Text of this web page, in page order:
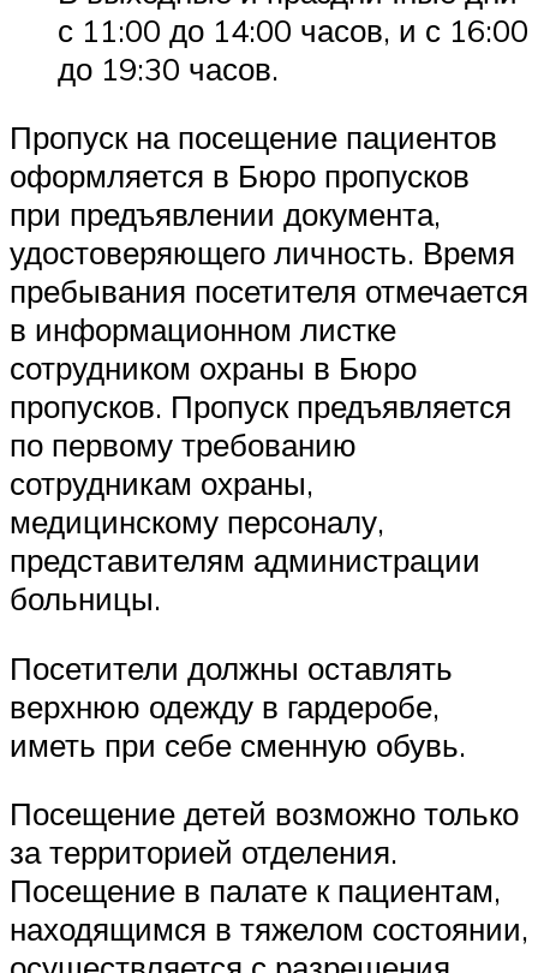
с 11:00 до 14:00 часов, и с 16:00
до 19:30 часов.
Пропуск на посещение пациентов
оформляется в Бюро пропусков
при предъявлении документа,
удостоверяющего личность. Время
пребывания посетителя отмечается
в информационном листке
сотрудником охраны в Бюро
пропусков. Пропуск предъявляется
по первому требованию
сотрудникам охраны,
медицинскому персоналу,
представителям администрации
больницы.
Посетители должны оставлять
верхнюю одежду в гардеробе,
иметь при себе сменную обувь.
Посещение детей возможно только
за территорией отделения.
Посещение в палате к пациентам,
находящимся в тяжелом состоянии,